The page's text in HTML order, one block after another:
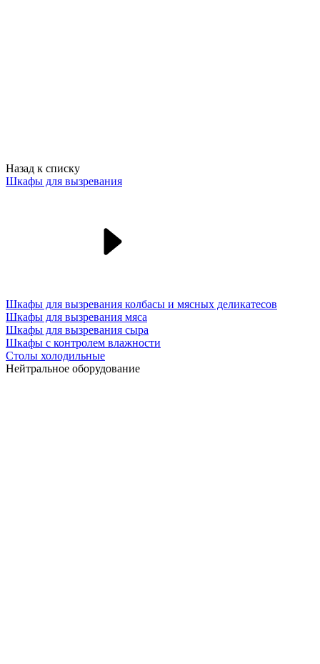
Назад к списку
Шкафы для вызревания
Шкафы для вызревания колбасы и мясных деликатесов
Шкафы для вызревания мяса
Шкафы для вызревания сыра
Шкафы с контролем влажности
Столы холодильные
Нейтральное оборудование